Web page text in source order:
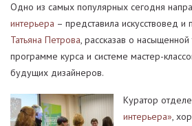
Одно из самых популярных сегодня
интерьера – представила искусствовед
Татьяна Петрова, рассказав о насыщенной
программе курса и системе мастер-
будущих дизайнеров.
Куратор
интерьера»,